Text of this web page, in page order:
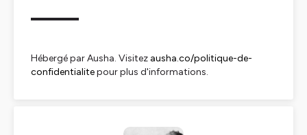
▬▬▬▬▬
Hébergé par Ausha. Visitez ausha.co/politique-de-
confidentialitepour plus d'informations.